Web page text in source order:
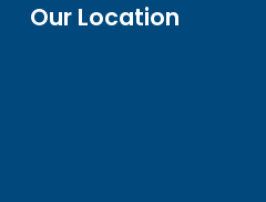
Our Location